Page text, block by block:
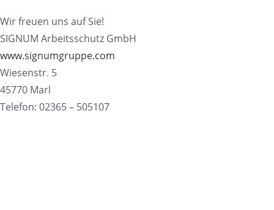
Wir freuen uns auf Sie!
SIGNUM Arbeitsschutz GmbH
www.signumgruppe.com
Wiesenstr. 5
45770 Marl
Telefon: 02365 – 505107